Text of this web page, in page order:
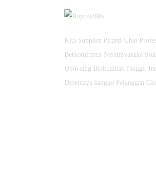
Pisau Gergaji
Kita Supplier Piranti Ubin
Berkomitmen Nyedhiyakake
Ubin sing Berkualitas Tinggi,
Dipercaya kanggo Pelanggan